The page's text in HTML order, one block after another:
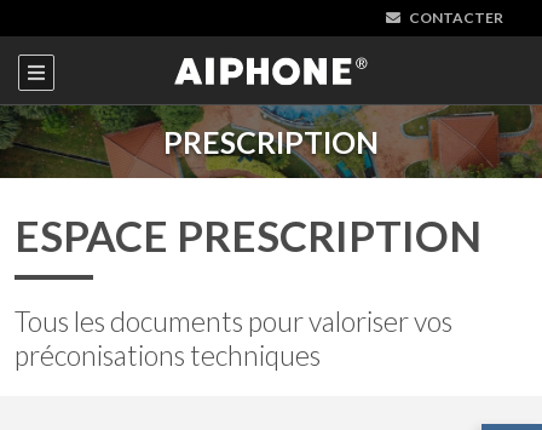
CONTACTER
PRESCRIPTION
ESPACE PRESCRIPTION
Tous les documents pour valoriser vos
préconisations techniques